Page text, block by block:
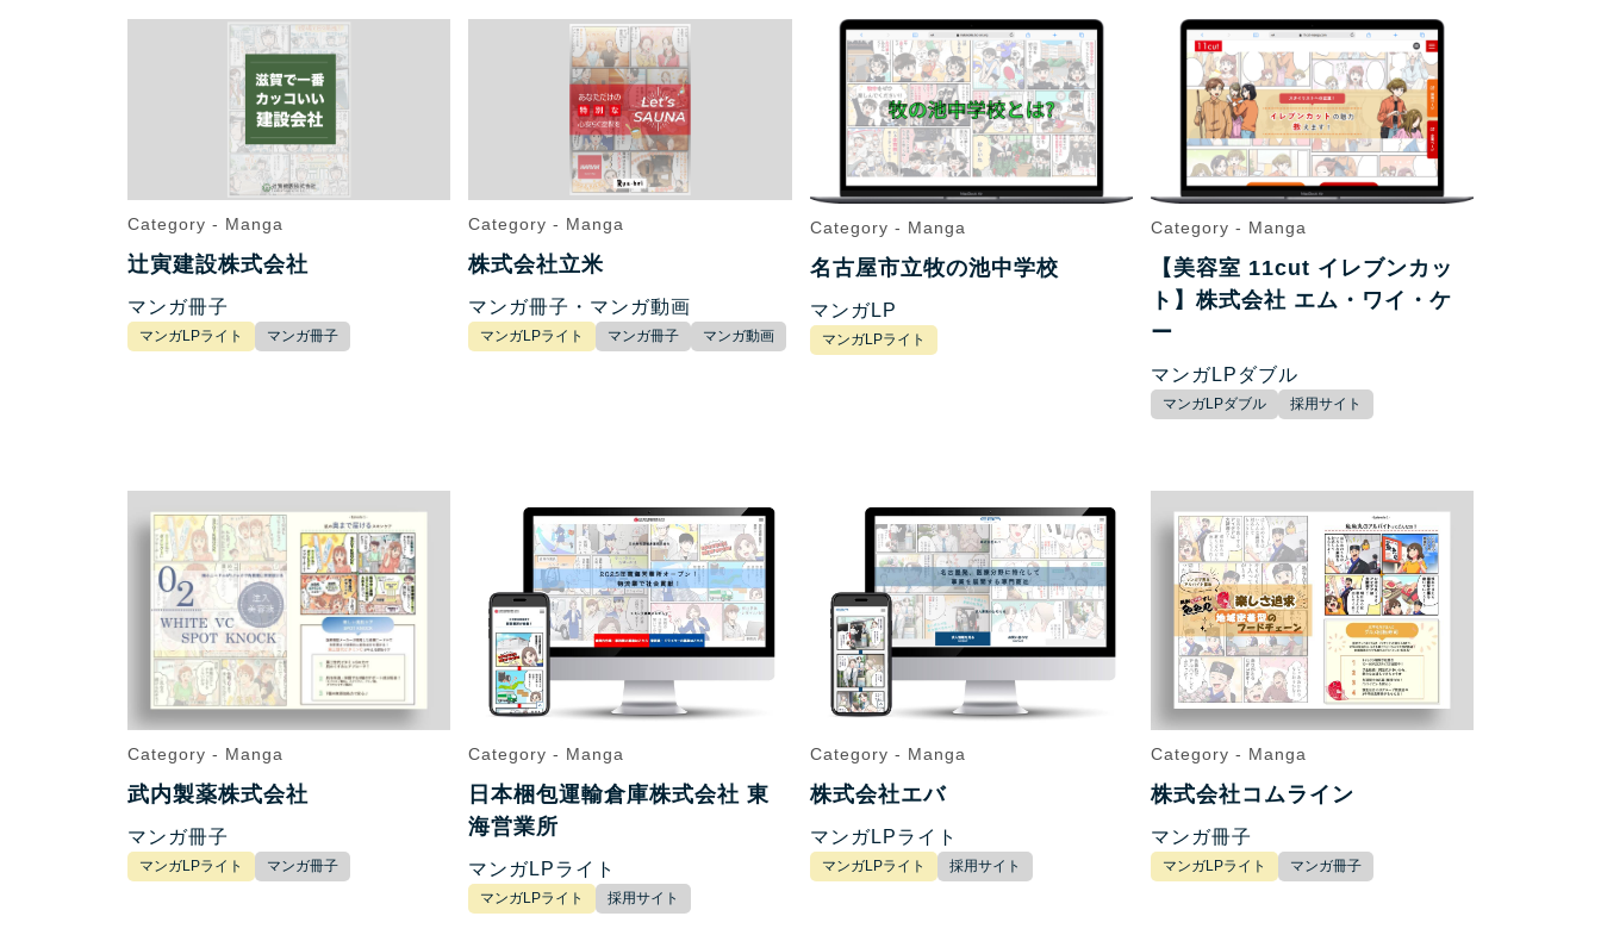
Category - Manga
辻寅建設株式会社
マンガ冊子
マンガLPライト マンガ冊子
Category - Manga
株式会社立米
マンガ冊子・マンガ動画
マンガLPライト マンガ冊子 マンガ動画
Category - Manga
名古屋市立牧の池中学校
マンガLP
マンガLPライト
Category - Manga
【美容室 11cut イレブンカッ
ト】株式会社 エム・ワイ・ケ
ー
マンガLPダブル
マンガLPダブル 採用サイト
Category - Manga
武内製薬株式会社
マンガ冊子
マンガLPライト マンガ冊子
Category - Manga
日本梱包運輸倉庫株式会社 東
海営業所
マンガLPライト
マンガLPライト 採用サイト
Category - Manga
株式会社エバ
マンガLPライト
マンガLPライト 採用サイト
Category - Manga
株式会社コムライン
マンガ冊子
マンガLPライト マンガ冊子